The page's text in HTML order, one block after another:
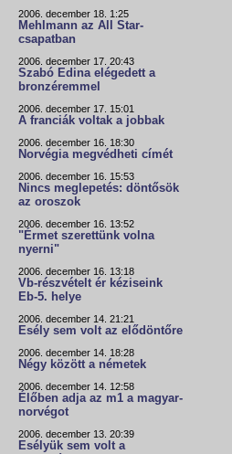
2006. december 18. 1:25
Mehlmann az All Star-
csapatban
2006. december 17. 20:43
Szabó Edina elégedett a
bronzéremmel
2006. december 17. 15:01
A franciák voltak a jobbak
2006. december 16. 18:30
Norvégia megvédheti címét
2006. december 16. 15:53
Nincs meglepetés: döntősök
az oroszok
2006. december 16. 13:52
"Érmet szerettünk volna
nyerni"
2006. december 16. 13:18
Vb-részvételt ér kéziseink
Eb-5. helye
2006. december 14. 21:21
Esély sem volt az elődöntőre
2006. december 14. 18:28
Négy között a németek
2006. december 14. 12:58
Élőben adja az m1 a magyar-
norvégot
2006. december 13. 20:39
Esélyük sem volt a